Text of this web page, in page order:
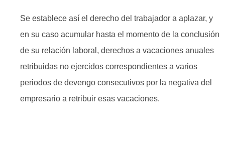
Se establece así el derecho del trabajador a aplazar, y
en su caso acumular hasta el momento de la conclusión
de su relación laboral, derechos a vacaciones anuales
retribuidas no ejercidos correspondientes a varios
periodos de devengo consecutivos por la negativa del
empresario a retribuir esas vacaciones.